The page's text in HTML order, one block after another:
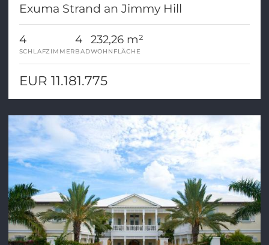
Exuma Strand an Jimmy Hill
4
SCHLAFZIMMER
4
BAD
232,26 m²
WOHNFLÄCHE
EUR 11.181.775